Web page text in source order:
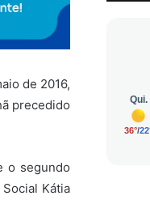
de 2016,
precedido
o segundo
Kátia